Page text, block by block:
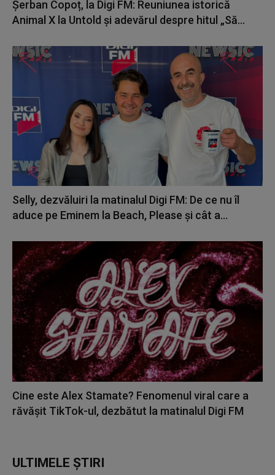
Șerban Copoț, la Digi FM: Reuniunea istorică
Animal X la Untold și adevărul despre hitul „Să...
Selly, dezvăluiri la matinalul Digi FM: De ce nu îl
aduce pe Eminem la Beach, Please și cât a...
Cine este Alex Stamate? Fenomenul viral care a
răvășit TikTok-ul, dezbătut la matinalul Digi FM
ULTIMELE ȘTIRI